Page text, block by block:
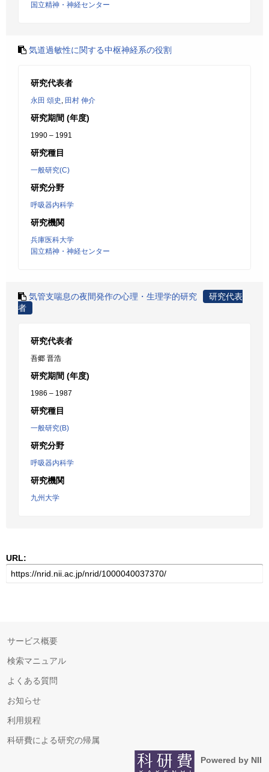
国立精神・神経センター
気道過敏性に関する中枢神経系の役割
研究代表者
永田 頌史 , 田村 伸介
研究期間 (年度)
1990 – 1991
研究種目
一般研究(C)
研究分野
呼吸器内科学
研究機関
兵庫医科大学
国立精神・神経センター
気管支喘息の夜間発作の心理・生理学的研究
研究代表
者
研究代表者
吾郷 晋浩
研究期間 (年度)
1986 – 1987
研究種目
一般研究(B)
研究分野
呼吸器内科学
研究機関
九州大学
URL:
サービス概要
検索マニュアル
よくある質問
お知らせ
利用規程
科研費による研究の帰属
Powered by NII